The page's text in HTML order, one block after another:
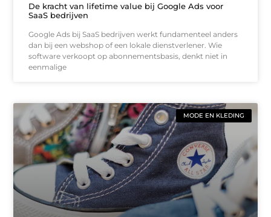
De kracht van lifetime value bij Google Ads voor
SaaS bedrijven
Google Ads bij SaaS bedrijven werkt fundamenteel anders
dan bij een webshop of een lokale dienstverlener. Wie
software verkoopt op abonnementsbasis, denkt niet in
eenmalige
MODE EN KLEDING